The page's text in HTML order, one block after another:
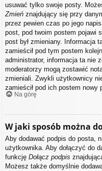
usuwać tylko swoje posty.
Zmień znajdujący się przy
przez pewien czas po jego
post, pod twoim postem pojawi
post był zmieniany. Informacja
zamieścił pod tym postem
administrator, informacja ta nie
moderatorzy mogą zostawić
zmieniali. Zwykli użytkownicy
zamieścił pod ich postem nowy
Na górę
W jaki sposób można
Aby dodawać podpis do posta,
użytkownika. Aby dołączyć do
funkcję Dołącz podpis
Możesz także domyślnie